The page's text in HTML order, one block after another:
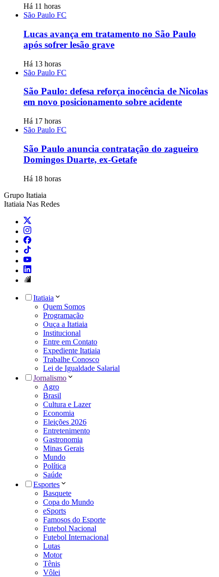
Há 11 horas
São Paulo FC
Lucas avança em tratamento no São Paulo
após sofrer lesão grave
Há 13 horas
São Paulo FC
São Paulo: defesa reforça inocência de Nicolas
em novo posicionamento sobre acidente
Há 17 horas
São Paulo FC
São Paulo anuncia contratação do zagueiro
Domingos Duarte, ex-Getafe
Há 18 horas
Grupo Itatiaia
Itatiaia Nas Redes
Itatiaia
Quem Somos
Programação
Ouça a Itatiaia
Institucional
Entre em Contato
Expediente Itatiaia
Trabalhe Conosco
Lei de Igualdade Salarial
Jornalismo
Agro
Brasil
Cultura e Lazer
Economia
Eleições 2026
Entretenimento
Gastronomia
Minas Gerais
Mundo
Política
Saúde
Esportes
Basquete
Copa do Mundo
eSports
Famosos do Esporte
Futebol Nacional
Futebol Internacional
Lutas
Motor
Tênis
Vôlei